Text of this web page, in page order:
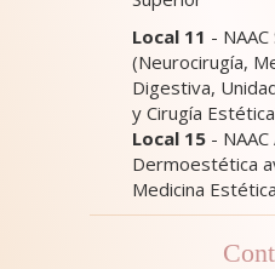
Local 11 - NAAC
(Neurocirugía,
Digestiva,
y Cirugía
Local 15 -
Dermoestética
Medicina Estética